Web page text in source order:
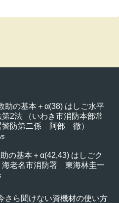
助の基本＋α(38) はしご水平
2法 （いわき市消防本部常
警防第二係 阿部 徹）
の基本＋α(42,43) はしごク
老名市消防署 東海林圭一
さら聞けない資機材の使い方